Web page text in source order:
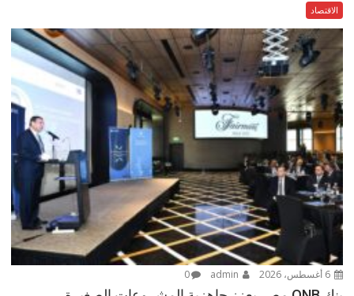
الاقتصاد
6 أغسطس، 2026 0